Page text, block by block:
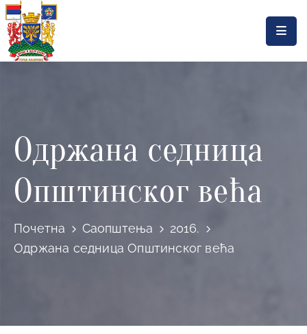
Насловна
Општинска
управа
Актуелности
Горњи
Одржана седница
Општинског већа
Почетна Саопштења
2016.
Одржана седница Општинског већа